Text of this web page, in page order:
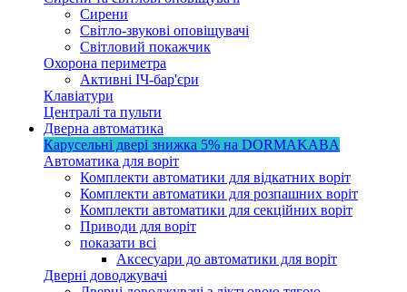
Сирени
Світло-звукові оповіщувачі
Світловий покажчик
Охорона периметра
Активні ІЧ-бар'єри
Клавіатури
Централі та пульти
Дверна автоматика
Карусельні двері знижка 5% на DORMAKABA
Автоматика для воріт
Комплекти автоматики для відкатних воріт
Комплекти автоматики для розпашних воріт
Комплекти автоматики для секційних воріт
Приводи для воріт
показати всі
Аксесуари до автоматики для воріт
Дверні доводжувачі